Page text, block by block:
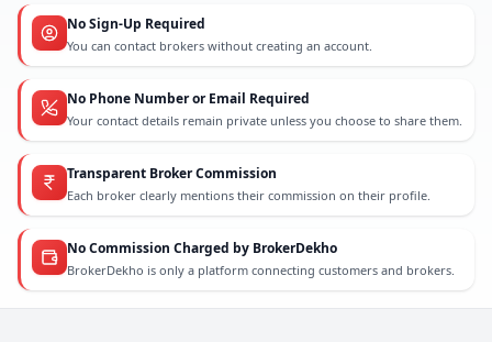
No Sign-Up Required
You can contact brokers without creating an account.
No Phone Number or Email Required
Your contact details remain private unless you choose to share them.
Transparent Broker Commission
Each broker clearly mentions their commission on their profile.
No Commission Charged by BrokerDekho
BrokerDekho is only a platform connecting customers and brokers.